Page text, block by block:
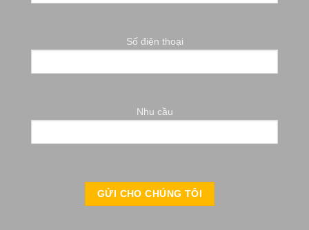
Số điện thoại
Nhu cầu